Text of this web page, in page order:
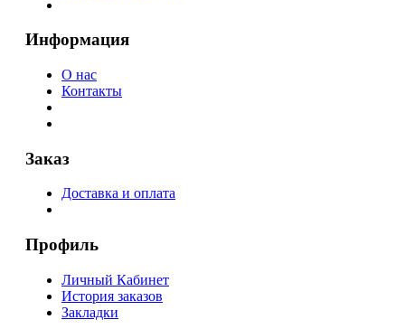
Информация
О нас
Контакты
Заказ
Доставка и оплата
Профиль
Личный Кабинет
История заказов
Закладки